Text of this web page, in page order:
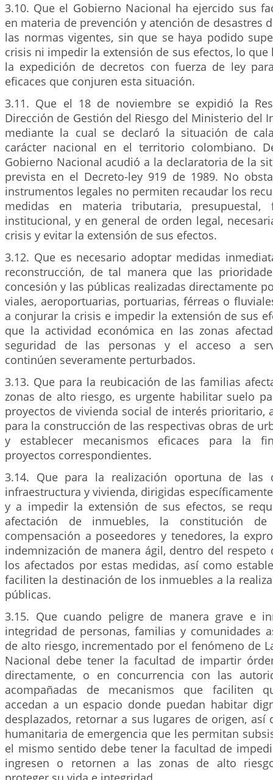
3.10. Que el Gobierno Nacional ha ejercido sus
en materia de prevención y atención de desastres
las normas vigentes, sin que se haya podido
crisis ni impedir la extensión de sus efectos, lo que
la expedición de decretos con fuerza de ley
eficaces que conjuren esta situación.
3.11. Que el 18 de noviembre se expidió la
Dirección de Gestión del Riesgo del Ministerio del
mediante la cual se declaró la situación de
carácter nacional en el territorio colombiano.
Gobierno Nacional acudió a la declaratoria de la
prevista en el Decreto-ley 919 de 1989. No
instrumentos legales no permiten recaudar los
medidas en materia tributaria, presupuestal,
institucional, y en general de orden legal,
crisis y evitar la extensión de sus efectos.
3.12. Que es necesario adoptar medidas
reconstrucción, de tal manera que las
concesión y las públicas realizadas directamente
viales, aeroportuarias, portuarias, férreas o
a conjurar la crisis e impedir la extensión de sus
que la actividad económica en las zonas
seguridad de las personas y el acceso a
continúen severamente perturbados.
3.13. Que para la reubicación de las familias
zonas de alto riesgo, es urgente habilitar suelo
proyectos de vivienda social de interés prioritario,
para la construcción de las respectivas obras de
y establecer mecanismos eficaces para la
proyectos correspondientes.
3.14. Que para la realización oportuna de las
infraestructura y vivienda, dirigidas
y a impedir la extensión de sus efectos, se
afectación de inmuebles, la constitución de
compensación a poseedores y tenedores, la
indemnización de manera ágil, dentro del respeto
los afectados por estas medidas, así como
faciliten la destinación de los inmuebles a la
públicas.
3.15. Que cuando peligre de manera grave e
integridad de personas, familias y comunidades
de alto riesgo, incrementado por el fenómeno de
Nacional debe tener la facultad de impartir
directamente, o en concurrencia con las
acompañadas de mecanismos que faciliten
accedan a un espacio donde puedan habitar
desplazados, retornar a sus lugares de origen, así
humanitaria de emergencia que les permitan
el mismo sentido debe tener la facultad de
ingresen o retornen a las zonas de alto